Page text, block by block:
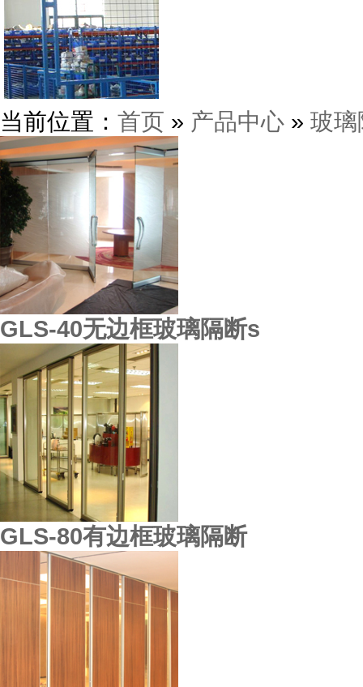
东莞鸿业机械厂
当前位置： 首页 » 产品中心 » 玻
GLS-40无边框玻璃隔断s
GLS-80有边框玻璃隔断